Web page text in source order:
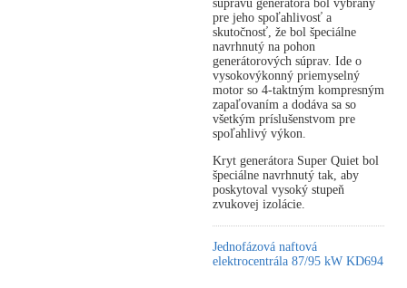
súpravu generátora bol vybraný
pre jeho spoľahlivosť a
skutočnosť, že bol špeciálne
navrhnutý na pohon
generátorových súprav. Ide o
vysokovýkonný priemyselný
motor so 4-taktným kompresným
zapaľovaním a dodáva sa so
všetkým príslušenstvom pre
spoľahlivý výkon.
Kryt generátora Super Quiet bol
špeciálne navrhnutý tak, aby
poskytoval vysoký stupeň
zvukovej izolácie.
Jednofázová naftová
elektrocentrála 87/95 kW KD694